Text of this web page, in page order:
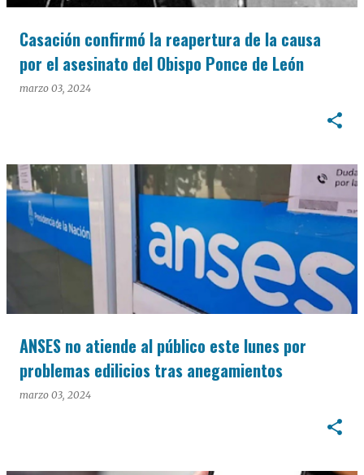
Casación confirmó la reapertura de la causa
por el asesinato del Obispo Ponce de León
marzo 03, 2024
ANSES no atiende al público este lunes por
problemas edilicios tras anegamientos
marzo 03, 2024